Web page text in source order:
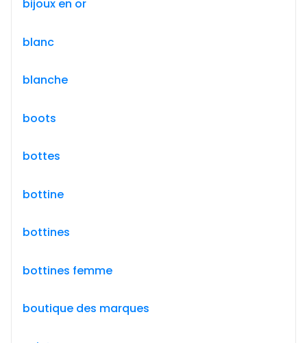
bijoux en or
blanc
blanche
boots
bottes
bottine
bottines
bottines femme
boutique des marques